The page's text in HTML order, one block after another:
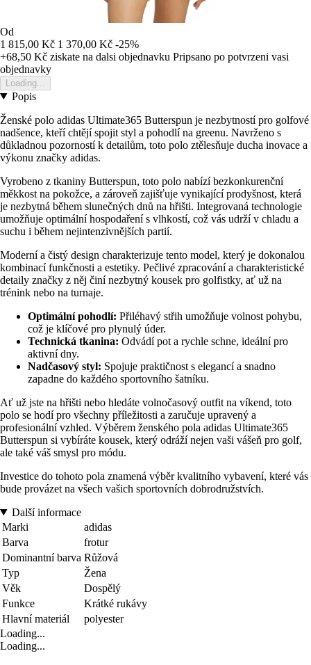
Od
1 815,00 Kč 1 370,00 Kč -25%
+68,50 Kč ziskate na dalsi objednavku Pripsano po potvrzeni vasi
objednavky
Loading...
Popis
Ženské polo adidas Ultimate365 Butterspun je nezbytností pro golfové
nadšence, kteří chtějí spojit styl a pohodlí na greenu. Navrženo s
důkladnou pozorností k detailům, toto polo ztělesňuje ducha inovace a
výkonu značky adidas.
Vyrobeno z tkaniny Butterspun, toto polo nabízí bezkonkurenční
měkkost na pokožce, a zároveň zajišťuje vynikající prodyšnost, která
je nezbytná během slunečných dnů na hřišti. Integrovaná technologie
umožňuje optimální hospodaření s vlhkostí, což vás udrží v chladu a
suchu i během nejintenzivnějších partií.
Moderní a čistý design charakterizuje tento model, který je dokonalou
kombinací funkčnosti a estetiky. Pečlivé zpracování a charakteristické
detaily značky z něj činí nezbytný kousek pro golfistky, ať už na
trénink nebo na turnaje.
Optimální pohodlí: Přiléhavý střih umožňuje volnost pohybu,
což je klíčové pro plynulý úder.
Technická tkanina: Odvádí pot a rychle schne, ideální pro
aktivní dny.
Nadčasový styl: Spojuje praktičnost s elegancí a snadno
zapadne do každého sportovního šatníku.
Ať už jste na hřišti nebo hledáte volnočasový outfit na víkend, toto
polo se hodí pro všechny příležitosti a zaručuje upravený a
profesionální vzhled. Výběrem ženského pola adidas Ultimate365
Butterspun si vybíráte kousek, který odráží nejen vaši vášeň pro golf,
ale také váš smysl pro módu.
Investice do tohoto pola znamená výběr kvalitního vybavení, které vás
bude provázet na všech vašich sportovních dobrodružstvích.
Další informace
Marki
adidas
Barva
frotur
Dominantní barva Růžová
Typ
Žena
Věk
Dospělý
Funkce
Krátké rukávy
Hlavní materiál
polyester
Loading...
Loading...